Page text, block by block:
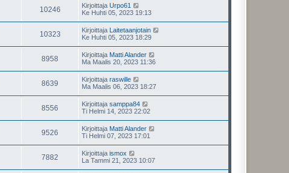
10246 Kirjoittaja Urpo61
Ke Huhti 05, 2023 19:13
10323 Kirjoittaja Laitetaanjotain
Ke Huhti 05, 2023 18:29
8958 Kirjoittaja Matti Alander
Ma Maalis 20, 2023 11:36
8639 Kirjoittaja raswille
Ma Maalis 06, 2023 18:27
8556 Kirjoittaja samppa84
Ti Helmi 14, 2023 22:02
9526 Kirjoittaja Matti Alander
Ti Helmi 07, 2023 17:01
7882 Kirjoittaja ismox
La Tammi 21, 2023 10:07